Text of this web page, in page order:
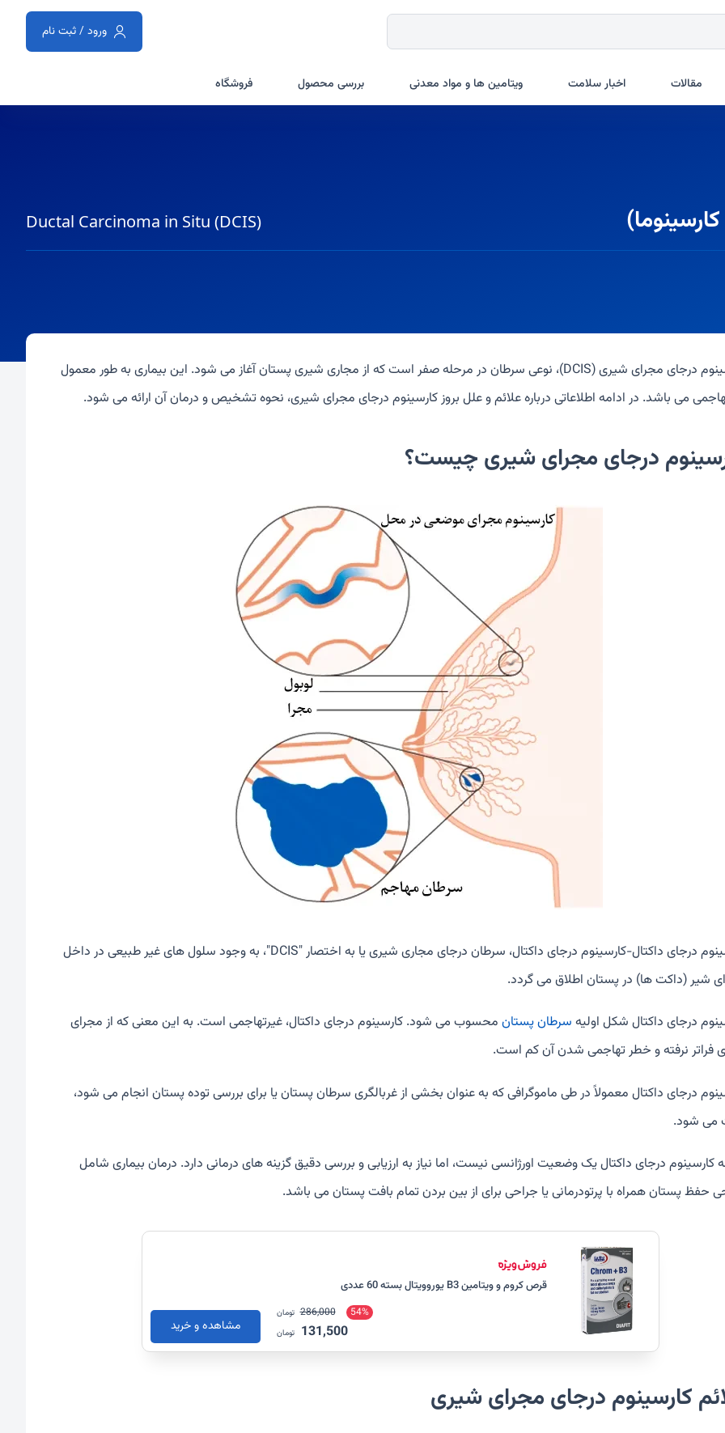
ورود / ثبت نام
مقالات اخبار سلامت ویتامین ها و مواد معدنی بررسی محصول فروشگاه
Ductal Carcinoma in Situ (DCIS)
کارسینوم درجای مجرای شیری (DCIS)، نوعی سرطان در مرحله صفر است که از مجاری شیری پستان آغاز می شود. این بیماری به طور معمول
می باشد. در ادامه اطلاعاتی درباره علائم و علل بروز کارسینوم درجای مجرای شیری، نحوه تشخیص و درمان آن ارائه می شود.
درجای مجرای شیری چیست؟
کارسینوم درجای داکتال-کارسینوم درجای داکتال، سرطان درجای مجاری شیری یا به اختصار "DCIS"، به وجود سلول های غیر طبیعی در داخل
شیر (داکت ها) در پستان اطلاق می گردد.
درجای داکتال شکل اولیه سرطان پستان محسوب می شود. کارسینوم درجای داکتال، غیرتهاجمی است. به این معنی که از مجرای
فراتر نرفته و خطر تهاجمی شدن آن کم است.
درجای داکتال معمولاً در طی ماموگرافی که به عنوان بخشی از غربالگری سرطان پستان یا برای بررسی توده پستان انجام می شود،
می شود.
کارسینوم درجای داکتال یک وضعیت اورژانسی نیست، اما نیاز به ارزیابی و بررسی دقیق گزینه های درمانی دارد. درمان بیماری شامل
حفظ پستان همراه با پرتودرمانی یا جراحی برای از بین بردن تمام بافت پستان می باشد.
قرص کروم و ویتامین B3 یوروویتال بسته 60 عددی
54%
286,000 تومان
131,500 تومان مشاهده و خرید
کارسینوم درجای مجرای شیری